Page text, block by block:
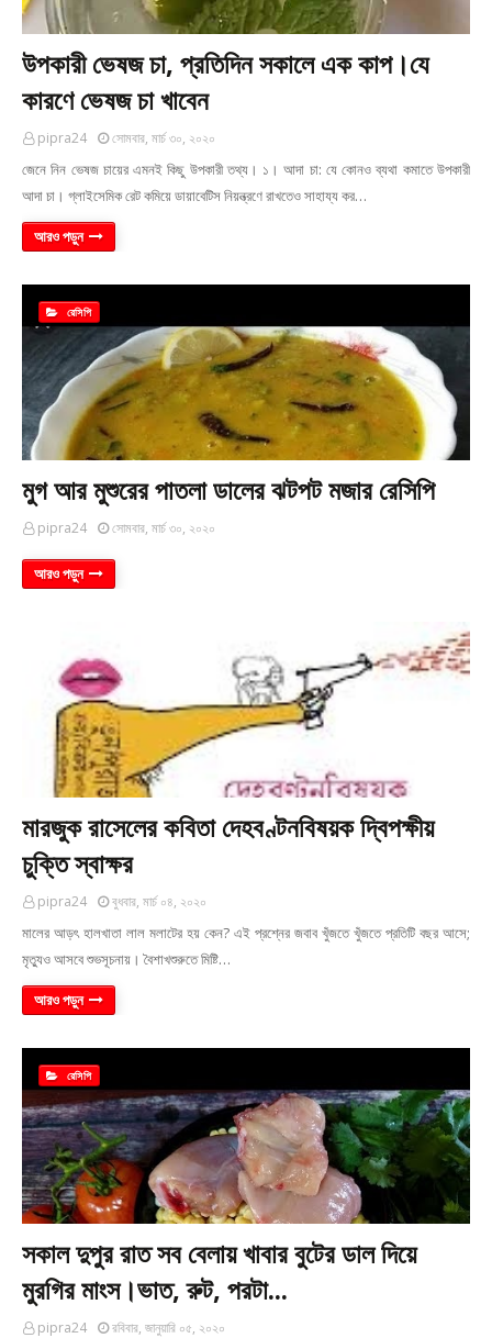
উপকারী ভেষজ চা, প্রতিদিন সকালে এক কাপ।যে
কারণে ভেষজ চা খাবেন
pipra24 সোমবার, মার্চ ৩০, ২০২০
জেনে নিন ভেষজ চায়ের এমনই কিছু উপকারী তথ্য। ১। আদা চা: যে কোনও ব্যথা কমাতে উপকারী
আদা চা। গ্লাইসেমিক রেট কমিয়ে ডায়াবেটিস নিয়ন্ত্রণে রাখতেও সাহায্য কর…
আরও পড়ুন
রেসিপি
মুগ আর মুশুরের পাতলা ডালের ঝটপট মজার রেসিপি
pipra24 সোমবার, মার্চ ৩০, ২০২০
আরও পড়ুন
মারজুক রাসেলের কবিতা দেহবণ্টনবিষয়ক দ্বিপক্ষীয়
চুক্তি স্বাক্ষর
pipra24 বুধবার, মার্চ ০৪, ২০২০
মালের আড়ৎ হালখাতা লাল মলাটের হয় কেন? এই প্রশ্নের জবাব খুঁজতে খুঁজতে প্রতিটি বছর আসে;
মৃত্যুও আসবে শুভসূচনায়। বৈশাখশুরুতে মিষ্টি…
আরও পড়ুন
রেসিপি
সকাল দুপুর রাত সব বেলায় খাবার বুটের ডাল দিয়ে
মুরগির মাংস।ভাত, রুট, পরটা...
pipra24 রবিবার, জানুয়ারি ০৫, ২০২০